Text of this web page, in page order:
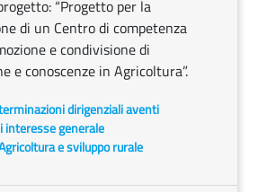
“Progetto per la
di un Centro di competenza
e condivisione di
e conoscenze in Agricoltura”.
dirigenziali aventi
interesse generale
e sviluppo rurale